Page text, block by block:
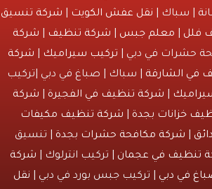
سباك |نقل عفش الكويت|شركة تنسيق
|معلم جبس|شركة تنظيف|شركة
في دبي |تركيب سيراميك|شركة
| سباك | صباغ في دبي |تركيب
|شركة تنظيف في الفجيرة|شركة
بجدة|شركة تنظيف مكيفات
شركة مكافحة حشرات بجدة| تنسيق
في عجمان| تركيب انترلوك |شركة
دبي| تركيب جبس بورد في دبي |نقل